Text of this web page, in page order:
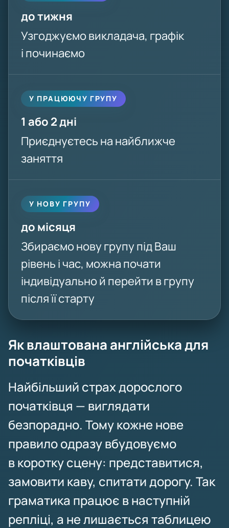
до тижня
Узгоджуємо викладача, графік
і починаємо
У ПРАЦЮЮЧУ ГРУПУ
1 або 2 дні
Приєднуєтесь на найближче
заняття
У НОВУ ГРУПУ
до місяця
Збираємо нову групу під Ваш
рівень і час, можна почати
індивідуально й перейти в групу
після її старту
Як влаштована англійська для
початківців
Найбільший страх дорослого
початківця — виглядати
безпорадно. Тому кожне нове
правило одразу вбудовуємо
в коротку сцену: представитися,
замовити каву, спитати дорогу. Так
граматика працює в наступній
репліці, а не лишається таблицею